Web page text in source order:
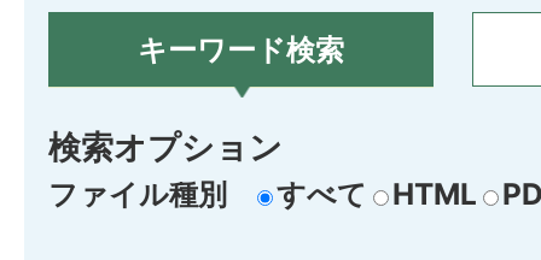
キーワード検索
検索オプション
ファイル種別 すべて HTML